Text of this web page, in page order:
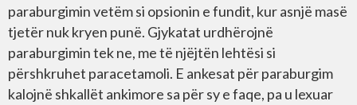
paraburgimin vetëm si opsionin e fundit, kur asnjë masë
tjetër nuk kryen punë. Gjykatat urdhërojnë
paraburgimin tek ne, me të njëjtën lehtësi si
përshkruhet paracetamoli. E ankesat për paraburgim
kalojnë shkallët ankimore sa për sy e faqe, pa u lexuar